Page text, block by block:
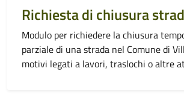
Richiesta di chiusura
Modulo per richiedere la chiusura
parziale di una strada nel Comune di
motivi legati a lavori, traslochi o altre